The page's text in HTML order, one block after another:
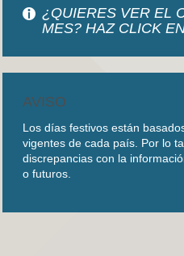
¿QUIERES VER EL
MES? HAZ CLICK
AVISO
Los días festivos están
vigentes de cada país. Por lo
discrepancias con la
o futuros.